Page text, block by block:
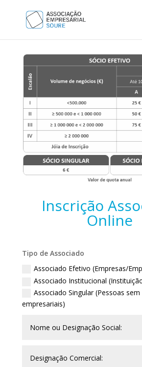
Inscrição
Online
Tipo de Associado
Associado Efetivo (Empresas/
Associado Institucional
Associado Singular (Pessoas
empresariais)